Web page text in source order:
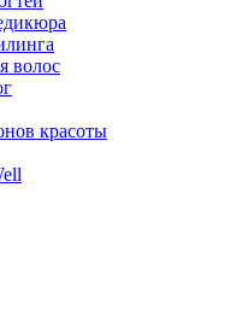
волос
красоты